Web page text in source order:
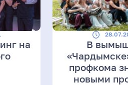
на
В
профкома
новыми